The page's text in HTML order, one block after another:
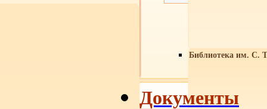
Библиотека им. С.
Документы